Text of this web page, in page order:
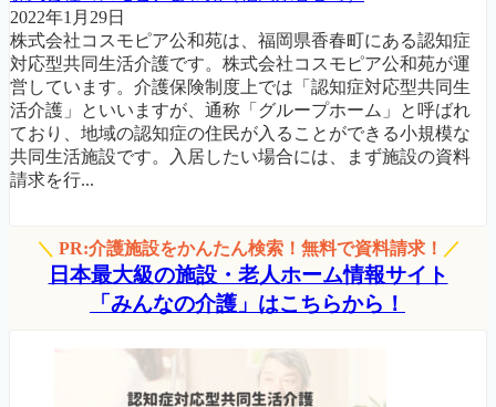
2022年1月29日
株式会社コスモピア公和苑は、福岡県香春町にある認知症
対応型共同生活介護です。株式会社コスモピア公和苑が運
営しています。介護保険制度上では「認知症対応型共同生
活介護」といいますが、通称「グループホーム」と呼ばれ
ており、地域の認知症の住民が入ることができる小規模な
共同生活施設です。入居したい場合には、まず施設の資料
請求を行...
＼ PR:介護施設をかんたん検索！無料で資料請求！ ／
日本最大級の施設・老人ホーム情報サイト
「みんなの介護」はこちらから！